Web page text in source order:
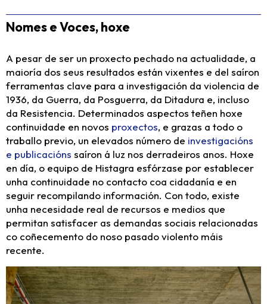
Nomes e Voces, hoxe
A pesar de ser un proxecto pechado na actualidade, a
maioría dos seus resultados están vixentes e del saíron
ferramentas clave para a investigación da violencia de
1936, da Guerra, da Posguerra, da Ditadura e, incluso
da Resistencia. Determinados aspectos teñen hoxe
continuidade en novos proxectos, e grazas a todo o
traballo previo, un elevados número de investigacións
e publicacións saíron á luz nos derradeiros anos. Hoxe
en día, o equipo de Histagra esfórzase por establecer
unha continuidade no contacto coa cidadanía e en
seguir recompilando información. Con todo, existe
unha necesidade real de recursos e medios que
permitan satisfacer as demandas sociais relacionadas
co coñecemento do noso pasado violento máis
recente.